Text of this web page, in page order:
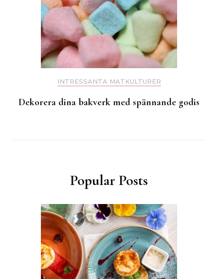
INTRESSANTA MATKULTURER
Dekorera dina bakverk med spännande godis
Popular Posts